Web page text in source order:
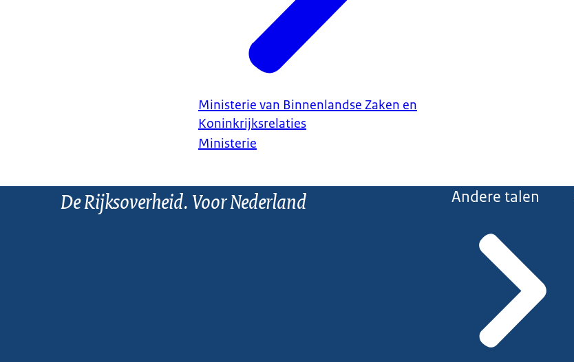
Ministerie van Binnenlandse Zaken en
Koninkrijksrelaties
Ministerie
De Rijksoverheid. Voor Nederland Andere talen